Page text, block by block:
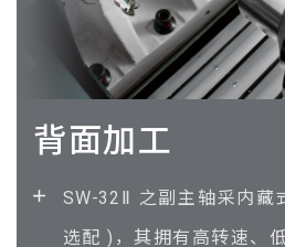
背面加工
SW-32 Ⅱ 之副主轴采内藏
选配 )，其拥有高转速、